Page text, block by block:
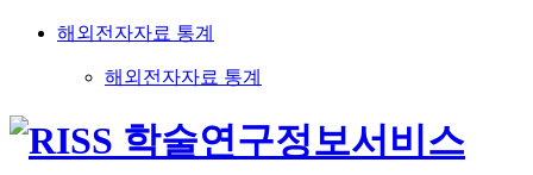
해외전자자료 통계
해외전자자료 통계